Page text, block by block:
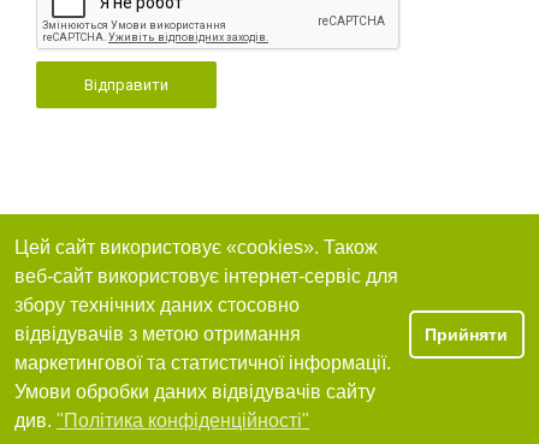
Відправити
Цей сайт використовує «cookies». Також
веб-сайт використовує інтернет-сервіс для
збору технічних даних стосовно
відвідувачів з метою отримання
маркетингової та статистичної інформації.
Умови обробки даних відвідувачів сайту
див. "Політика конфіденційності"
Прийняти